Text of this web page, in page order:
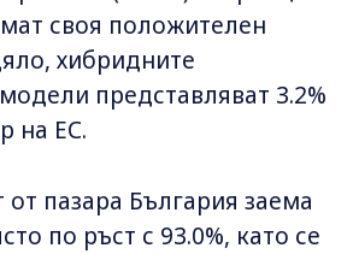
своя положителен
хибридните
представляват 3.2%
на ЕС.
от пазара България заема
по ръст с 93.0%, като се